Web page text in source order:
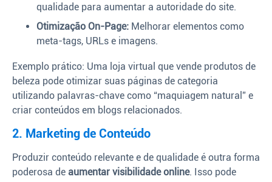
qualidade para aumentar a autoridade do site.
Otimização On-Page: Melhorar elementos como
meta-tags, URLs e imagens.
Exemplo prático: Uma loja virtual que vende produtos de
beleza pode otimizar suas páginas de categoria
utilizando palavras-chave como “maquiagem natural” e
criar conteúdos em blogs relacionados.
2. Marketing de Conteúdo
Produzir conteúdo relevante e de qualidade é outra forma
poderosa de aumentar visibilidade online. Isso pode